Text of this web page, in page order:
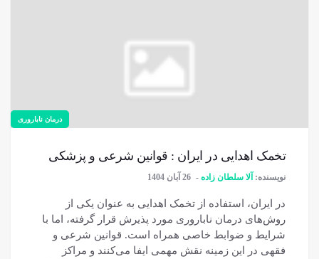
درمان ناباروری
تخمک اهدایی در ایران : قوانین شرعی و پزشکی
نویسنده: آلا سلطان زاده 26 آبان 1404
در ایران، استفاده از تخمک اهدایی به عنوان یکی از
روش‌های درمان ناباروری مورد پذیرش قرار گرفته، اما با
شرایط و ضوابط خاصی همراه است. قوانین شرعی و
فقهی در این زمینه نقش مهمی ایفا می‌کنند و مراکز